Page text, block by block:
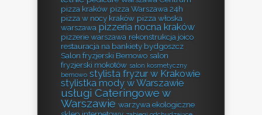
pizza kraków pizza Warszawa 24h
pizza w nocy kraków pizza włoska
warszawa pizzeria nocna kraków
pizzerie warszawa rekonstrukcja joico
restauracja na bankiety bydgoszcz
Salon fryzjerski Bemowo salon
fryzjerski mokotów salon kosmetyczny
bemowo stylista fryzur w Krakowie
stylistka mody w Warszawie
usługi Cateringowe w
Warszawie warzywa ekologiczne